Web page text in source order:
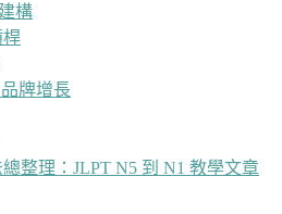
構
桿
牌增長
總整理：JLPT N5 到 N1 教學文章